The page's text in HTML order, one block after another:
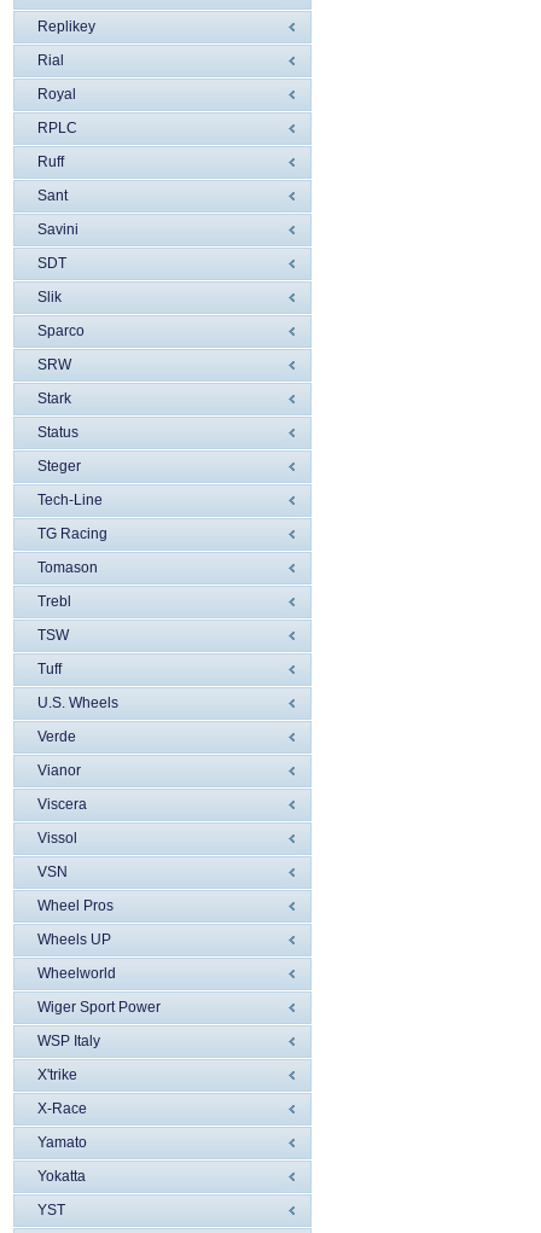
Replikey
Rial
Royal
RPLC
Ruff
Sant
Savini
SDT
Slik
Sparco
SRW
Stark
Status
Steger
Tech-Line
TG Racing
Tomason
Trebl
TSW
Tuff
U.S. Wheels
Verde
Vianor
Viscera
Vissol
VSN
Wheel Pros
Wheels UP
Wheelworld
Wiger Sport Power
WSP Italy
X'trike
X-Race
Yamato
Yokatta
YST